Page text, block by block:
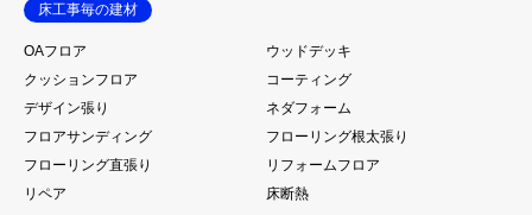
床工事毎の建材
OAフロア
ウッドデッキ
クッションフロア
コーティング
デザイン張り
ネダフォーム
フロアサンディング
フローリング根太張り
フローリング直張り
リフォームフロア
リペア
床断熱